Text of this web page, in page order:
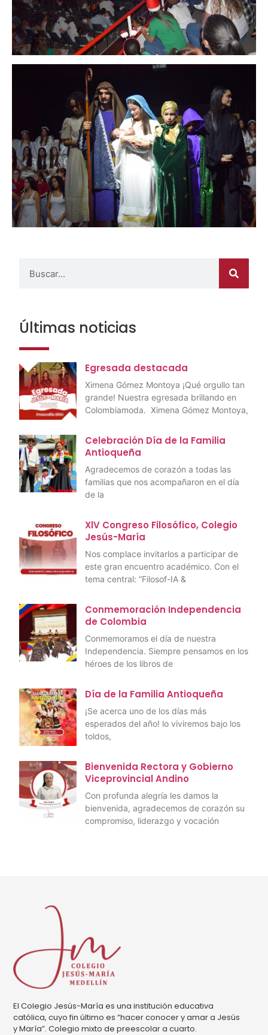
Últimas noticias
Egresada destacada
Ximena Gómez Montoya ¡Qué orgullo tan
grande! Nuestra egresada brillando en
Colombiamoda. Ximena Gómez Montoya,
Celebración Día de la Familia
Antioqueña
Agradecemos de corazón a todas las
familias que nos acompañaron en el día
de la
XlV Congreso Filosófico, Colegio
Jesús-María
Nos complace invitarlos a participar de
este gran encuentro académico. Con el
tema central: “Filosof-IA &
Conmemoración Independencia
de Colombia
Conmemoramos el día de nuestra
Independencia. Siempre pensamos en los
héroes de los libros de
Día de la Familia Antioqueña
¡Se acerca uno de los días más
esperados del año! lo viviremos bajo los
toldos,
Bienvenida Rectora y Gobierno
Viceprovincial Andino
Con profunda alegría les damos la
bienvenida, agradecemos de corazón su
compromiso, liderazgo y vocación
El Colegio Jesús-María es una institución educativa
católica, cuyo fin último es “hacer conocer y amar a Jesús
y María”. Colegio mixto de preescolar a cuarto.